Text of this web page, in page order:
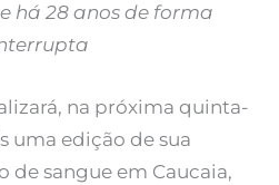
há 28 anos de forma
na próxima quinta-
uma edição de sua
de sangue em Caucaia,